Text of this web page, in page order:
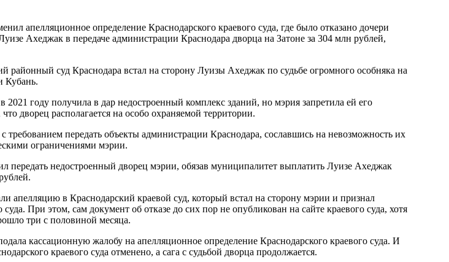
апелляционное определение Краснодарского краевого суда, где было отказано дочери
Ахеджак в передаче администрации Краснодара дворца на Затоне за 304 млн рублей,
районный суд Краснодара встал на сторону Луизы Ахеджак по судьбе огромного особняка на
Кубань.
2021 году получила в дар недостроенный комплекс зданий, но мэрия запретила ей его
дворец располагается на особо охраняемой территории.
требованием передать объекты администрации Краснодара, сославшись на невозможность их
ограничениями мэрии.
передать недостроенный дворец мэрии, обязав муниципалитет выплатить Луизе Ахеджак
апелляцию в Краснодарский краевой суд, который встал на сторону мэрии и признал
При этом, сам документ об отказе до сих пор не опубликован на сайте краевого суда, хотя
три с половиной месяца.
кассационную жалобу на апелляционное определение Краснодарского краевого суда. И
краевого суда отменено, а сага с судьбой дворца продолжается.